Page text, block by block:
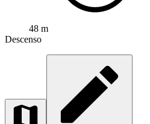
48 m
Descenso